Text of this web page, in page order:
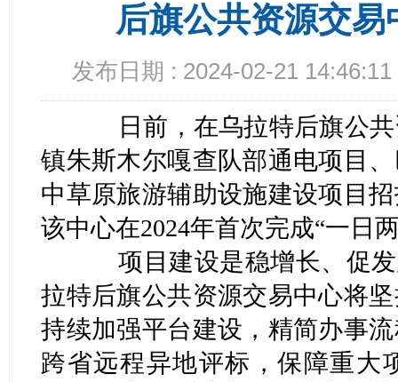
后旗公共资源交
发布日期 : 2024-02-21 14:46:11
日前，在乌拉特后旗公共
镇朱斯木尔嘎查队部通电项目
中草原旅游辅助设施建设项目
该中心在2024年首次完成“一日
项目建设是稳增长、促发
拉特后旗公共资源交易中心将
持续加强平台建设，精简办事
跨省远程异地评标，保障重大